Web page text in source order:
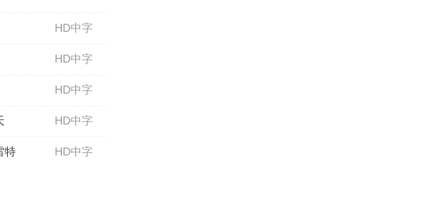
HD中字
HD中字
HD中字
HD中字
HD中字
特